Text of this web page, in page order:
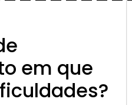
em que